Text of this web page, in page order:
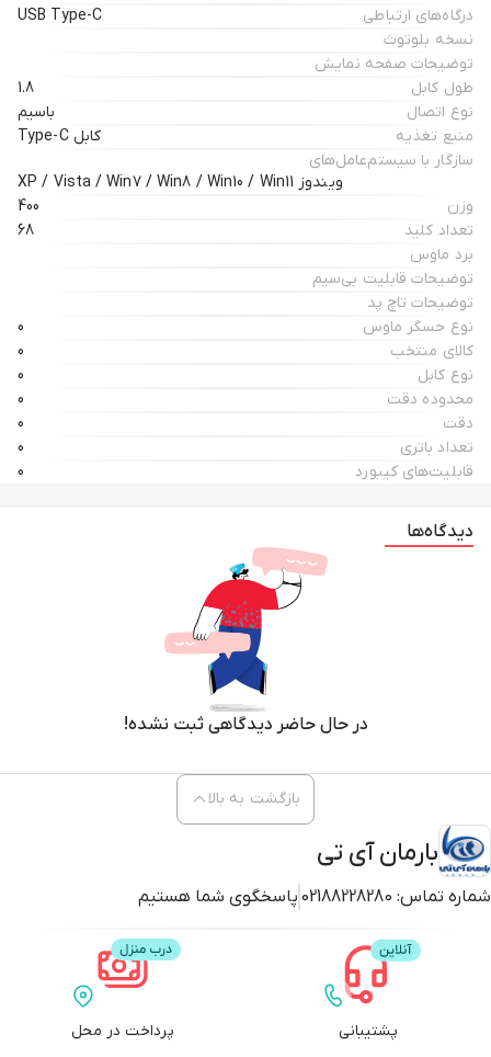
درگاه‌های ارتباطی
USB Type-C
نسخه بلوتوث
توضیحات صفحه نمایش
طول کابل
1.8
نوع اتصال
باسیم
منبع تغذیه
کابل Type-C
سازگار با سیستم‌عامل‌های
ویندوز XP / Vista / Win7 / Win8 / Win10 / Win11
وزن
400
تعداد کلید
68
برد ماوس
توضیحات قابلیت بی‌سیم
توضیحات تاچ پد
نوع حسگر ماوس
0
کالای منتخب
0
نوع کابل
0
محدوده دقت
0
دقت
0
تعداد باتری
0
قابلیت‌های کیبورد
0
دیدگاه‌ها
در حال حاضر دیدگاهی ثبت نشده!
بارمان آی تی
شماره تماس: 02188228280 پاسخگوی شما هستیم
بازگشت به بالا
پشتیبانی پرداخت در محل